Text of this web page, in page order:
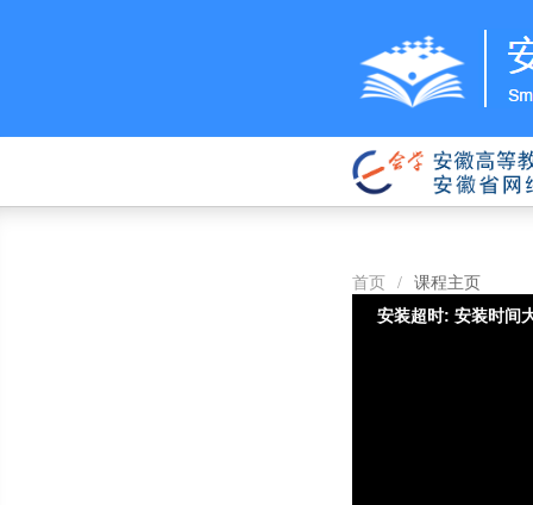
首页 / 课程主页
安装超时: 安装时间